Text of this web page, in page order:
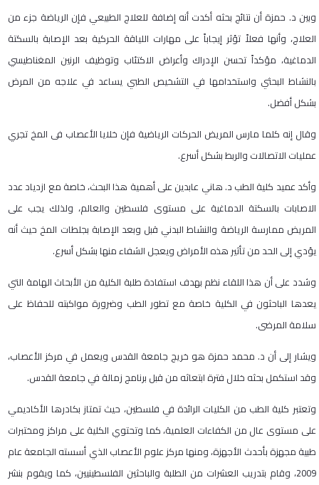
وبين د. حمزة أن نتائج بحثه أكدت أنه إضافة للعلاج الطبيعي فإن الرياضة جزء من
العلاج، وأنها فعلاً تؤثر إيجاباً على مهارات اللياقة الحركية بعد الإصابة بالسكتة
الدماغية، مؤكداً تحسن الإدراك وأعراض الاكتئاب وتوظيف الرنين المغناطيسي
بالنشاط البحثي واستخدامها في التشخيص الطبي يساعد في علاجه من المرض
بشكل أفضل.
وقال إنه كلما مارس المريض الحركات الرياضية فإن خلايا الأعصاب فى المخ تجري
عمليات الاتصالات والربط بشكل أسرع.
وأكد عميد كلية الطب د. هاني عابدين على أهمية هذا البحث، خاصة مع ازدياد عدد
الاصابات بالسكتة الدماغية على مستوى فلسطين والعالم، ولذلك يجب على
المريض ممارسة الرياضة والنشاط البدني قبل وبعد الإصابة بجلطات المخ حيث أنه
يؤدي إلى الحد من تأثير هذه الأمراض ويعجل الشفاء منها بشكل أسرع.
وشدد على أن هذا اللقاء نظم بهدف استفادة طلبة الكلية من الأبحاث الهامة التي
يعدها الباحثون في الكلية خاصة مع تطور الطب وضرورة مواكبته للحفاظ على
سلامة المرضى.
ويشار إلى أن د. محمد حمزة هو خريج جامعة القدس ويعمل في مركز الأعصاب،
وقد استكمل بحثه خلال فترة ابتعاثه من قبل برنامج زمالة في جامعة القدس.
وتعتبر كلية الطب من الكليات الرائدة في فلسطين، حيث تمتاز بكادرها الأكاديمي
على مستوى عال من الكفاءات العلمية، كما وتحتوي الكلية على مراكز ومختبرات
طبية مجهزة بأحدث الأجهزة، ومنها مركز علوم الأعصاب الذي أسسته الجامعة عام
2009، وقام بتدريب العشرات من الطلبة والباحثين الفلسطينيين، كما ويقوم بنشر